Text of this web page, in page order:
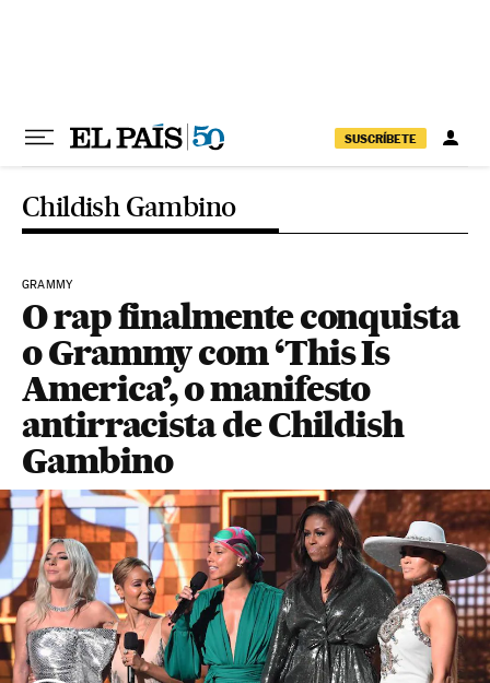
SUSCRÍBETE
Childish Gambino
GRAMMY
O rap finalmente conquista
o Grammy com ‘This Is
America’, o manifesto
antirracista de Childish
Gambino